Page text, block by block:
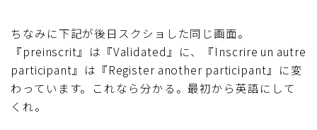
ちなみに下記が後日スクショした同じ画面。
『preinscrit』は『Validated』に、『Inscrire un autre
participant』は『Register another participant』に変
わっています。これなら分かる。最初から英語にして
くれ。